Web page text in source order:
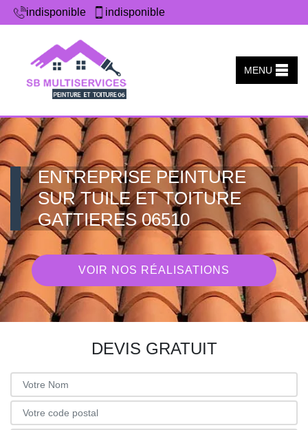
indisponible indisponible
MENU
ENTREPRISE PEINTURE
SUR TUILE ET TOITURE
GATTIERES 06510
VOIR NOS RÉALISATIONS
DEVIS GRATUIT